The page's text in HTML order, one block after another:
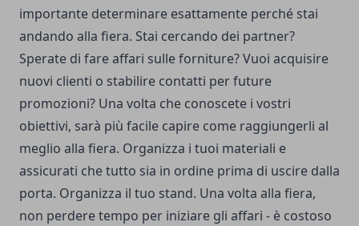
importante determinare esattamente perché stai
andando alla fiera. Stai cercando dei partner?
Sperate di fare affari sulle forniture? Vuoi acquisire
nuovi clienti o stabilire contatti per future
promozioni? Una volta che conoscete i vostri
obiettivi, sarà più facile capire come raggiungerli al
meglio alla fiera. Organizza i tuoi materiali e
assicurati che tutto sia in ordine prima di uscire dalla
porta. Organizza il tuo stand. Una volta alla fiera,
non perdere tempo per iniziare gli affari - è costoso